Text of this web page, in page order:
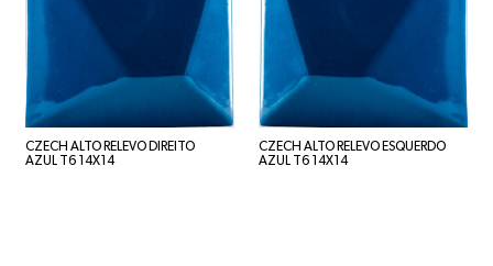
CZECH ALTO RELEVO DIREITO
AZUL T6 14X14
CZECH ALTO RELEVO ESQUERDO
AZUL T6 14X14